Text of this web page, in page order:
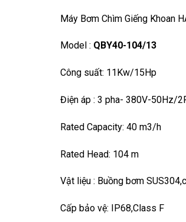
Máy Bơm Chìm Giếng Khoan
Model : QBY40-104/13
Công suất: 11Kw/15Hp
Điện áp : 3 pha- 380V-50Hz/
Rated Capacity: 40 m3/h
Rated Head: 104 m
Vật liệu : Buồng bơm
Cấp bảo vệ: IP68,Class F